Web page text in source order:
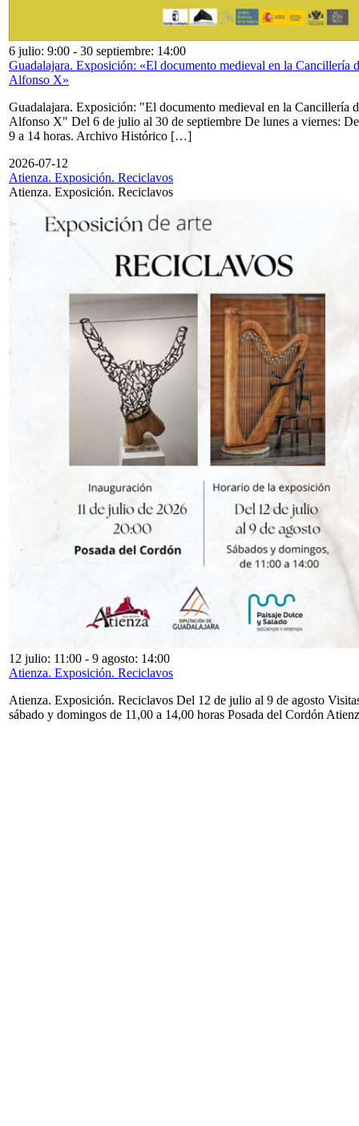
6 julio: 9:00 - 30 septiembre: 14:00
Guadalajara. Exposición: «El documento medieval en la Cancillería
Alfonso X»
Guadalajara. Exposición: "El documento medieval en la Cancillería
Alfonso X" Del 6 de julio al 30 de septiembre De lunes a viernes: De
9 a 14 horas. Archivo Histórico […]
2026-07-12
Atienza. Exposición. Reciclavos
Atienza. Exposición. Reciclavos
12 julio: 11:00 - 9 agosto: 14:00
Atienza. Exposición. Reciclavos
Atienza. Exposición. Reciclavos Del 12 de julio al 9 de agosto
sábado y domingos de 11,00 a 14,00 horas Posada del Cordón